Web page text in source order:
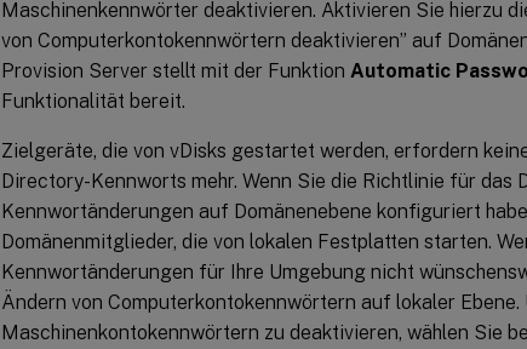
Maschinenkennwörter deaktivieren. Aktivieren Sie hierzu
von Computerkontokennwörtern deaktivieren” auf
Provision Server stellt mit der Funktion Automatic
Funktionalität bereit.
Zielgeräte, die von vDisks gestartet werden, erfordern
Directory-Kennworts mehr. Wenn Sie die Richtlinie für das
Kennwortänderungen auf Domänenebene konfiguriert
Domänenmitglieder, die von lokalen Festplatten starten.
Kennwortänderungen für Ihre Umgebung nicht
Ändern von Computerkontokennwörtern auf lokaler Ebene.
Maschinenkontokennwörtern zu deaktivieren, wählen Sie